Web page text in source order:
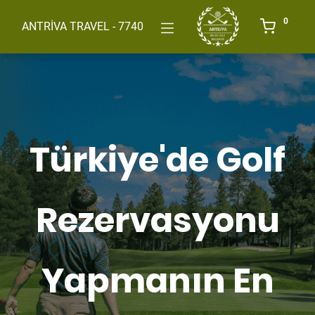
ANTRİVA TRAVEL - 7740 0
Türkiye'de Golf
Rezervasyonu
Yapmanın En